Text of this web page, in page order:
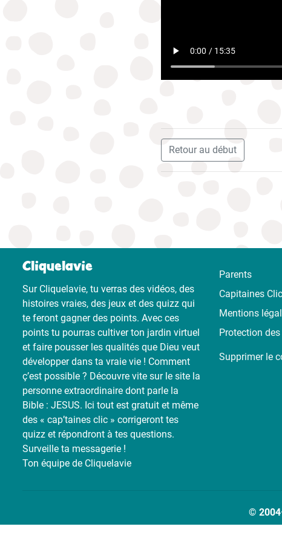
Retour au début
Cliquelavie
Sur Cliquelavie, tu verras des vidéos, des
histoires vraies, des jeux et des quizz qui
te feront gagner des points. Avec ces
points tu pourras cultiver ton jardin virtuel
et faire pousser les qualités que Dieu veut
développer dans ta vraie vie ! Comment
ç’est possible ? Découvre vite sur le site la
personne extraordinaire dont parle la
Bible : JESUS. Ici tout est gratuit et même
des « cap’taines clic » corrigeront tes
quizz et répondront à tes questions.
Surveille ta messagerie !
Ton équipe de Cliquelavie
Parents
Capitaines Clic
Mentions
Protection
Supprimer le
©